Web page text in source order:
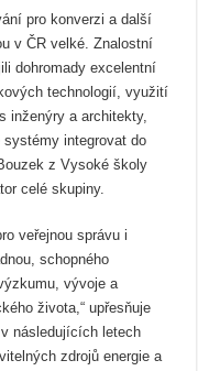
pro konverzi a další
v ČR velké. Znalostní
dohromady excelentní
technologií, využití
inženýry a architekty,
systémy integrovat do
z Vysoké školy
celé skupiny.
veřejnou správu i
schopného
vývoje a
života,“ upřesňuje
následujících letech
zdrojů energie a